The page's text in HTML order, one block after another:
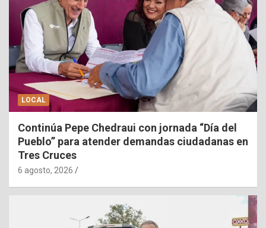
LOCAL
Continúa Pepe Chedraui con jornada “Día del
Pueblo” para atender demandas ciudadanas en
Tres Cruces
6 agosto, 2026